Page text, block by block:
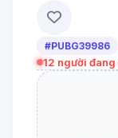
#PUBG39986
12 người